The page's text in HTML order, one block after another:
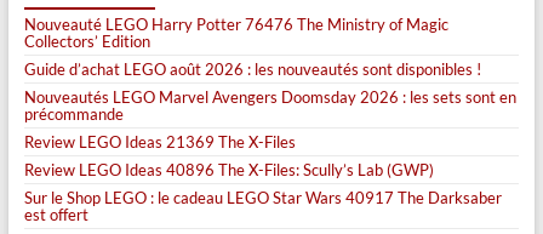
Nouveauté LEGO Harry Potter 76476 The Ministry of Magic
Collectors’ Edition
Guide d’achat LEGO août 2026 : les nouveautés sont disponibles !
Nouveautés LEGO Marvel Avengers Doomsday 2026 : les sets sont en
précommande
Review LEGO Ideas 21369 The X-Files
Review LEGO Ideas 40896 The X-Files: Scully’s Lab (GWP)
Sur le Shop LEGO : le cadeau LEGO Star Wars 40917 The Darksaber
est offert